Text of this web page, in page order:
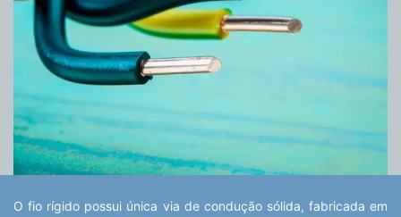
O fio rígido possui única via de condução sólida, fabricada em